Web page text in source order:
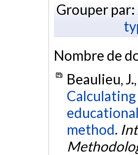
Grouper par:
Nombre de
Beaulieu,
method.